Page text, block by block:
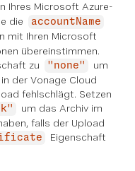
Ihres Microsoft Azure-
die
accountName
mit Ihren Microsoft
übereinstimmen.
zu "none"
um
der Vonage Cloud
fehlschlägt. Setzen
um das Archiv im
falls der Upload
Eigenschaft